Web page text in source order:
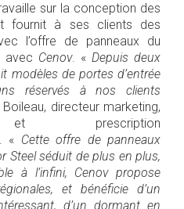
sur la conception des
fournit à ses clients des
l’offre de panneaux du
avec Cenov. « Depuis deux
modèles de portes d’entrée
réservés à nos clients
directeur marketing,
et prescription
« Cette offre de panneaux
Steel séduit de plus en plus,
à l’infini, Cenov propose
et bénéficie d’un
d’un dormant en